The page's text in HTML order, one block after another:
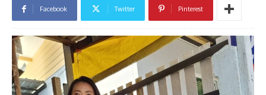
Facebook Twitter Pinterest